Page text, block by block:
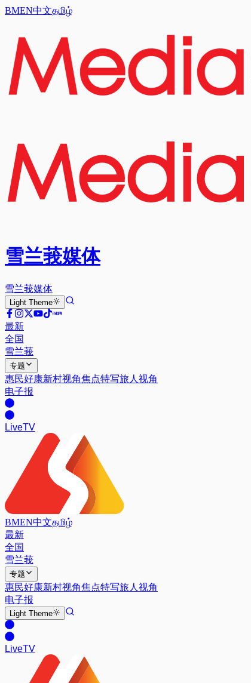
BMEN中文தமிழ்
雪兰莪媒体
雪兰莪媒体
Light Theme
最新
全国
雪兰莪
专题
惠民好康新村视角焦点特写旅人视角
电子报
LiveTV
BMEN中文தமிழ்
最新
全国
雪兰莪
专题
惠民好康新村视角焦点特写旅人视角
电子报
Light Theme
LiveTV